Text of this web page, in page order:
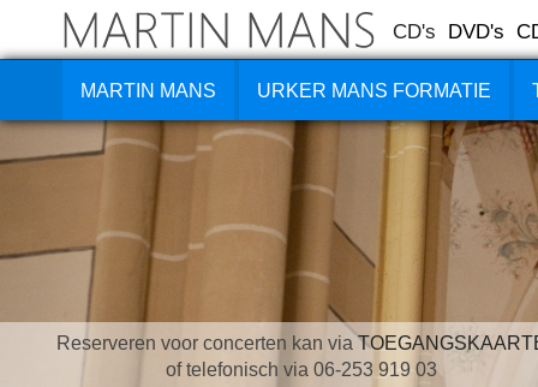
CD's DVD's
MARTIN MANS URKER MANS FORMATIE
Reserveren voor concerten kan via
of telefonisch via 06-253 919 03